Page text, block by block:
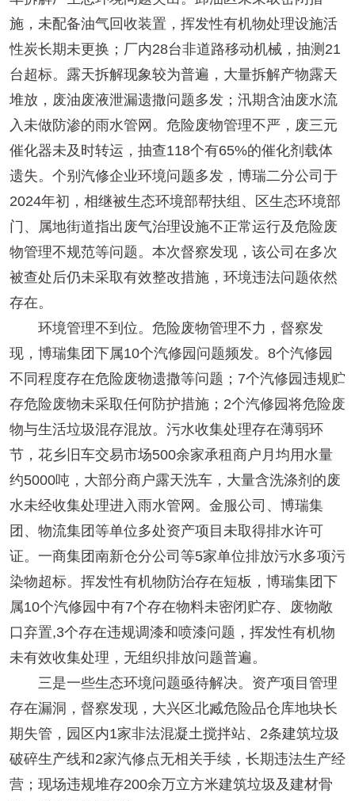
施，未配备油气回收装置，挥发性有机物处理设施活
性炭长期未更换；厂内28台非道路移动机械，抽测21
台超标。露天拆解现象较为普遍，大量拆解产物露天
堆放，废油废液泄漏遗撒问题多发；汛期含油废水流
入未做防渗的雨水管网。危险废物管理不严，废三元
催化器未及时转运，抽查118个有65%的催化剂载体
遗失。个别汽修企业环境问题多发，博瑞二分公司于
2024年初，相继被生态环境部帮扶组、区生态环境部
门、属地街道指出废气治理设施不正常运行及危险废
物管理不规范等问题。本次督察发现，该公司在多次
被查处后仍未采取有效整改措施，环境违法问题依然
存在。
环境管理不到位。危险废物管理不力，督察发
现，博瑞集团下属10个汽修园问题频发。8个汽修园
不同程度存在危险废物遗撒等问题；7个汽修园违规贮
存危险废物未采取任何防护措施；2个汽修园将危险废
物与生活垃圾混存混放。污水收集处理存在薄弱环
节，花乡旧车交易市场500余家承租商户月均用水量
约5000吨，大部分商户露天洗车，大量含洗涤剂的废
水未经收集处理进入雨水管网。金服公司、博瑞集
团、物流集团等单位多处资产项目未取得排水许可
证。一商集团南新仓分公司等5家单位排放污水多项污
染物超标。挥发性有机物防治存在短板，博瑞集团下
属10个汽修园中有7个存在物料未密闭贮存、废物敞
口弃置,3个存在违规调漆和喷漆问题，挥发性有机物
未有效收集处理，无组织排放问题普遍。
三是一些生态环境问题亟待解决。资产项目管理
存在漏洞，督察发现，大兴区北臧危险品仓库地块长
期失管，园区内1家非法混凝土搅拌站、2条建筑垃圾
破碎生产线和2家汽修点无相关手续，长期违法生产经
营；现场违规堆存200余万立方米建筑垃圾及建材骨